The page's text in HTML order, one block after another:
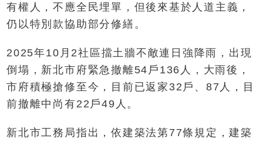
有權人，不應全民埋單，但後來基於人道主義，
仍以特別款協助部分修繕。
2025年10月2社區擋土牆不敵連日強降雨，出現
倒塌，新北市府緊急撤離54戶136人，大雨後，
市府積極搶修至今，目前已返家32戶、87人，目
前撤離中尚有22戶49人。
新北市工務局指出，依建築法第77條規定，建築